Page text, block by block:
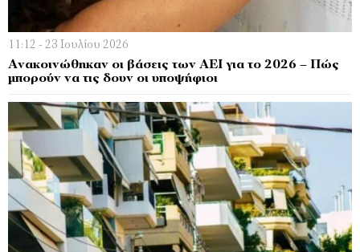
11:12 - 23 Ιουλίου 2026
Ανακοινώθηκαν οι βάσεις των ΑΕΙ για το 2026 – Πώς
μπορούν να τις δουν οι υποψήφιοι